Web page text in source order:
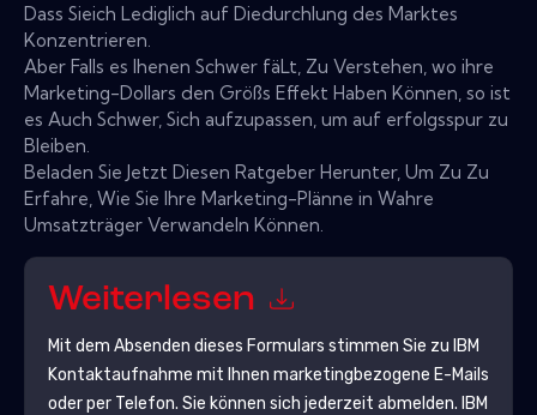
Dass Sieich Lediglich auf Diedurchlung des Marktes
Konzentrieren.
Aber Falls es Ihenen Schwer fäLt, Zu Verstehen, wo ihre
Marketing-Dollars den Größs Effekt Haben Können, so ist
es Auch Schwer, Sich aufzupassen, um auf erfolgsspur zu
Bleiben.
Beladen Sie Jetzt Diesen Ratgeber Herunter, Um Zu Zu
Erfahre, Wie Sie Ihre Marketing-Plänne in Wahre
Umsatzträger Verwandeln Können.
Weiterlesen
Mit dem Absenden dieses Formulars stimmen Sie zu IBM
Kontaktaufnahme mit Ihnen marketingbezogene E-Mails
oder per Telefon. Sie können sich jederzeit abmelden. IBM